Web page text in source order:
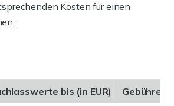
Kosten für einen
bis (in EUR)
Gebühren